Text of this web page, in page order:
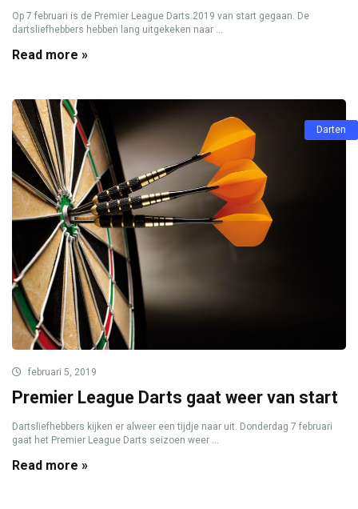
Op 7 februari is de Premier League Darts 2019 van start gegaan. De
dartsliefhebbers hebben lang uitgekeken naar ...
Read more »
Darten
februari 5, 2019
Premier League Darts gaat weer van start
Dartsliefhebbers kijken er alweer een tijdje naar uit. Donderdag 7 februari
gaat het Premier League Darts seizoen weer ...
Read more »